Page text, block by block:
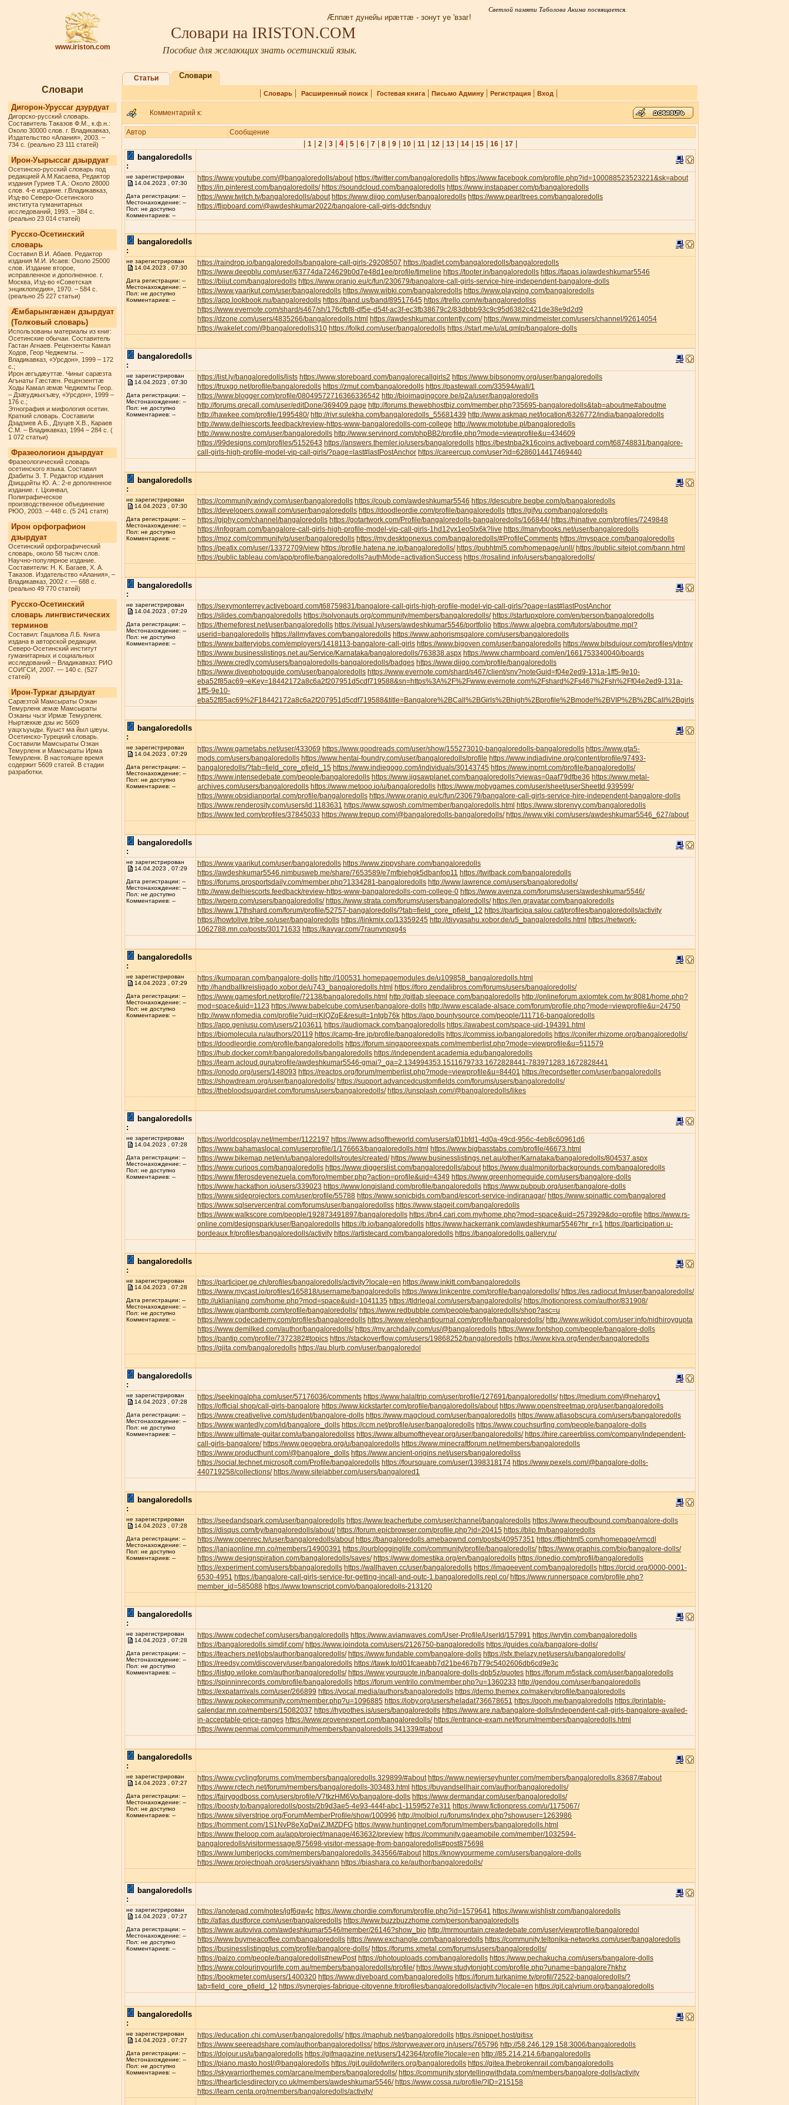
www.iriston.com
Светлой памяти Таболова Акима посвящается.
Æппæт дунейы ирæттæ - зонут уе 'взаг!
Словари на IRISTON.COM
Пособие для желающих знать осетинский язык.
Словари
Дигорон-Уруссаг дзурдуат
Дигорско-русский словарь.
Составитель Таказов Ф.М., к.ф.н.:
Около 30000 слов. г. Владикавказ,
Издательство «Алания», 2003. –
734 с. (реально 23 111 статей)
Ирон-Уырыссаг дзырдуат
Осетинско-русский словарь под
редакцией А.М.Касаева, Редактор
издания Гуриев Т.А.: Около 28000
слов. 4-е издание. г.Владикавказ,
Изд-во Северо-Осетинского
института гуманитарных
исследований, 1993. – 384 с.
(реально 23 014 статей)
Русско-Осетинский
словарь
Составил В.И. Абаев. Редактор
издания М.И. Исаев: Около 25000
слов. Издание второе,
исправленное и дополненное. г.
Москва, Изд-во «Советская
энциклопедия», 1970. – 584 с.
(реально 25 227 статьи)
Æмбарынгæнæн дзырдуат
(Толковый словарь)
Использованы материалы из книг:
Осетинские обычаи. Составитель
Гастан Агнаев. Рецензенты Камал
Ходов, Геор Чеджемты. –
Владикавказ, «Урсдон», 1999 – 172
с.;
Ирон æгъдæуттæ. Чиныг сарæзта
Агънаты Гæстæн. Рецензенттæ
Ходы Камал æмæ Чеджемты Геор.
– Дзæуджыхъæу, «Урсдон», 1999 –
176 с.;
Этнография и мифология осетин.
Краткий словарь. Составили
Дзадзиев А.Б., Дзуцев Х.В., Караев
С.М. – Владикавказ, 1994 – 284 с. (
1 072 статьи)
Фразеологион дзырдуат
Фразеологический словарь
осетинского языка. Составил
Дзабиты З. Т. Редактор издания
Дзиццойты Ю. А.: 2-е дополненное
издание. г. Цхинвал,
Полиграфическое
производственное объединение
РЮО, 2003. – 448 с. (5 241 статя)
Ирон орфографион
дзырдуат
Осетинский орфографический
словарь, около 58 тысяч слов.
Научно-популярное издание.
Составители: Н. К. Багаев, Х. А.
Таказов. Издательство «Алания», –
Владикавказ, 2002 г. — 688 с.
(реально 49 770 статей)
Русско-Осетинский
словарь лингвистических
терминов
Составил: Гацалова Л.Б. Книга
издана в авторской редакции.
Северо-Осетинский институт
гуманитарных и социальных
исследований – Владикавказ: РИО
СОИГСИ, 2007. — 140 с. (527
статей)
Ирон-Туркаг дзырдуат
Сарæзтой Мамсыраты Озкан
Темурленк æмæ Мамсыраты
Озканы чызг Ирмæ Темурленк.
Ныртæккæ дзы ис 5609
уацхъуыды. Куыст ма йыл цæуы.
Осетинско-Турецкий словарь.
Составили Мамсыраты Озкан
Темурленк и Мамсыраты Ирма
Темурленк. В настоящее время
содержит 5609 статей. В стадии
разработки.
Статьи Словари
| Словарь| Расширенный поиск| Гостевая книга| Письмо Админу| Регистрация| Вход |
Комментарий к:
Автор Сообщение
1| 2| 3| 4| 5| 6| 7| 8| 9| 10| 11| 12| 13| 14| 15| 16| 17|
bangaloredolls
:
не зарегистрирован
14.04.2023 , 07:30
Дата регистрации: --
Местонахождение: --
Пол: не доступно
Комментариев: --
https://www.youtube.com/@bangaloredolls/about https://twitter.com/bangaloredolls https://www.facebook.com/profile.php?id=100088523523221&sk=about
https://in.pinterest.com/bangaloredolls/ https://soundcloud.com/bangaloredolls https://www.instapaper.com/p/bangaloredolls
https://www.twitch.tv/bangaloredolls/about https://www.diigo.com/user/bangaloredolls https://www.pearltrees.com/bangaloredolls
https://flipboard.com/@awdeshkumar2022/bangalore-call-girls-ddcfsnduy
bangaloredolls
:
не зарегистрирован
14.04.2023 , 07:30
Дата регистрации: --
Местонахождение: --
Пол: не доступно
Комментариев: --
https://raindrop.io/bangaloredolls/bangalore-call-girls-29208507 https://padlet.com/bangaloredolls/bangaloredolls
https://www.deepblu.com/user/63774da724629b0d7e48d1ee/profile/timeline https://tooter.in/bangaloredolls https://tapas.io/awdeshkumar5546
https://biiut.com/bangaloredolls https://www.oranjo.eu/c/fun/230679/bangalore-call-girls-service-hire-independent-bangalore-dolls
https://www.yaarikut.com/user/bangaloredolls https://www.wibki.com/bangaloredolls https://www.playping.com/bangaloredolls
https://app.lookbook.nu/bangaloredolls https://band.us/band/89517645 https://trello.com/w/bangaloredollss
https://www.evernote.com/shard/s467/sh/176cfbf8-df5e-d54f-ac3f-ec3fb38679c2/83dbbb93c9c95d6382c421de38e9d2d9
https://dzone.com/users/4835266/bangaloredolls.html https://awdeshkumar.contently.com/ https://www.mindmeister.com/users/channel/92614054
https://wakelet.com/@bangaloredolls310 https://folkd.com/user/bangaloredolls https://start.me/u/aLqmlp/bangalore-dolls
bangaloredolls
:
не зарегистрирован
14.04.2023 , 07:30
Дата регистрации: --
Местонахождение: --
Пол: не доступно
Комментариев: --
https://list.ly/bangaloredolls/lists https://www.storeboard.com/bangalorecallgirls2 https://www.bibsonomy.org/user/bangaloredolls
https://truxgo.net/profile/bangaloredolls https://zmut.com/bangaloredolls https://pastewall.com/33594/wall/1
https://www.blogger.com/profile/08049572716366336542 http://bioimagingcore.be/q2a/user/bangaloredolls
http://forums.qrecall.com/user/editDone/369409.page http://forums.thewebhostbiz.com/member.php?35695-bangaloredolls&tab=aboutme#aboutme
http://hawkee.com/profile/1995480/ http://rivr.sulekha.com/bangaloredolls_55681439 http://www.askmap.net/location/6326772/india/bangaloredolls
http://www.delhiescorts.feedback/review-https-www-bangaloredolls-com-college http://www.mototube.pl/bangaloredolls
http://www.nostre.com/user/bangaloredolls http://www.servinord.com/phpBB2/profile.php?mode=viewprofile&u=434609
https://99designs.com/profiles/5152643 https://answers.themler.io/users/bangaloredolls https://bestnba2k16coins.activeboard.com/t68748831/bangalore-
call-girls-high-profile-model-vip-call-girls/?page=last#lastPostAnchor https://careercup.com/user?id=6286014417469440
bangaloredolls
:
не зарегистрирован
14.04.2023 , 07:30
Дата регистрации: --
Местонахождение: --
Пол: не доступно
Комментариев: --
https://community.windy.com/user/bangaloredolls https://coub.com/awdeshkumar5546 https://descubre.beqbe.com/p/bangaloredolls
https://developers.oxwall.com/user/bangaloredolls https://doodleordie.com/profile/bangaloredolls https://gifyu.com/bangaloredolls
https://giphy.com/channel/bangaloredolls https://gotartwork.com/Profile/bangaloredolls-bangaloredolls/166844/ https://hinative.com/profiles/7249848
https://infogram.com/bangalore-call-girls-high-profile-model-vip-call-girls-1hd12yx1eo5lx6k?live https://manybooks.net/user/bangaloredolls
https://moz.com/community/q/user/bangaloredolls https://my.desktopnexus.com/bangaloredolls/#ProfileComments https://myspace.com/bangaloredolls
https://peatix.com/user/13372709/view https://profile.hatena.ne.jp/bangaloredolls/ https://pubhtml5.com/homepage/unll/ https://public.sitejot.com/bann.html
https://public.tableau.com/app/profile/bangaloredolls?authMode=activationSuccess https://rosalind.info/users/bangaloredolls/
bangaloredolls
:
не зарегистрирован
14.04.2023 , 07:29
Дата регистрации: --
Местонахождение: --
Пол: не доступно
Комментариев: --
https://sexymonterrey.activeboard.com/t68759831/bangalore-call-girls-high-profile-model-vip-call-girls/?page=last#lastPostAnchor
https://slides.com/bangaloredolls https://solvonauts.org/community/members/bangaloredolls/ https://startupxplore.com/en/person/bangaloredolls
https://themeforest.net/user/bangaloredolls https://visual.ly/users/awdeshkumar5546/portfolio https://www.algebra.com/tutors/aboutme.mpl?
userid=bangaloredolls https://allmyfaves.com/bangaloredolls https://www.aphorismsgalore.com/users/bangaloredolls
https://www.batteryjobs.com/employers/1418113-bangalore-call-girls https://www.bigoven.com/user/bangaloredolls https://www.bitsdujour.com/profiles/yIntny
https://www.businesslistings.net.au/Service/Karnataka/bangaloredolls/763838.aspx https://www.charmboard.com/en/1661753340040/boards
https://www.credly.com/users/bangaloredolls-bangaloredolls/badges https://www.diigo.com/profile/bangaloredolls
https://www.divephotoguide.com/user/bangaloredolls https://www.evernote.com/shard/s467/client/snv?noteGuid=f04e2ed9-131a-1ff5-9e10-
eba52f85ac69¬eKey=18442172a8c6a2f207951d5cdf719588&sn=https%3A%2F%2Fwww.evernote.com%2Fshard%2Fs467%2Fsh%2Ff04e2ed9-131a-
1ff5-9e10-
eba52f85ac69%2F18442172a8c6a2f207951d5cdf719588&title=Bangalore%2BCall%2BGirls%2Bhigh%2Bprofile%2Bmodel%2BVIP%2B%2BCall%2Bgirls
bangaloredolls
:
не зарегистрирован
14.04.2023 , 07:29
Дата регистрации: --
Местонахождение: --
Пол: не доступно
Комментариев: --
https://www.gametabs.net/user/433069 https://www.goodreads.com/user/show/155273010-bangaloredolls-bangaloredolls https://www.gta5-
mods.com/users/bangaloredolls https://www.hentai-foundry.com/user/bangaloredolls/profile https://www.indiadivine.org/content/profile/97493-
bangaloredolls/?tab=field_core_pfield_15 https://www.indiegogo.com/individuals/30143745 https://www.inprnt.com/profile/bangaloredolls/
https://www.intensedebate.com/people/bangaloredolls https://www.jigsawplanet.com/bangaloredolls?viewas=0aaf79dfbe36 https://www.metal-
archives.com/users/bangaloredolls https://www.metooo.io/u/bangaloredolls https://www.mobygames.com/user/sheet/userSheetId,939599/
https://www.obsidianportal.com/profile/bangaloredolls https://www.oranjo.eu/c/fun/230679/bangalore-call-girls-service-hire-independent-bangalore-dolls
https://www.renderosity.com/users/id:1183631 https://www.sqwosh.com/member/bangaloredolls.html https://www.storenvy.com/bangaloredolls
https://www.ted.com/profiles/37845033 https://www.trepup.com/@bangaloredolls-bangaloredolls/ https://www.viki.com/users/awdeshkumar5546_627/about
bangaloredolls
:
не зарегистрирован
14.04.2023 , 07:29
Дата регистрации: --
Местонахождение: --
Пол: не доступно
Комментариев: --
https://www.yaarikut.com/user/bangaloredolls https://www.zippyshare.com/bangaloredolls
https://awdeshkumar5546.nimbusweb.me/share/7653589/e7mfbiehgk5dbanfop11 https://twitback.com/bangaloredolls
https://forums.prosportsdaily.com/member.php?1334281-bangaloredolls http://www.lawrence.com/users/bangaloredolls/
http://www.delhiescorts.feedback/review-https-www-bangaloredolls-com-college-0 https://www.avenza.com/forums/users/awdeshkumar5546/
https://wperp.com/users/bangaloredolls/ https://www.strata.com/forums/users/bangaloredolls/ https://en.gravatar.com/bangaloredolls
https://www.17thshard.com/forum/profile/52757-bangaloredolls/?tab=field_core_pfield_12 https://participa.salou.cat/profiles/bangaloredolls/activity
https://howtolive.tribe.so/user/bangaloredolls https://linkmix.co/13359245 http://divyasahu.xobor.de/u5_bangaloredolls.html https://network-
1062788.mn.co/posts/30171633 https://kavyar.com/7raunvnpxg4s
bangaloredolls
:
не зарегистрирован
14.04.2023 , 07:29
Дата регистрации: --
Местонахождение: --
Пол: не доступно
Комментариев: --
https://kumparan.com/bangalore-dolls http://100531.homepagemodules.de/u109858_bangaloredolls.html
http://handballkreisligado.xobor.de/u743_bangaloredolls.html https://foro.zendalibros.com/forums/users/bangaloredolls/
https://www.gamesfort.net/profile/72138/bangaloredolls.html http://gitlab.sleepace.com/bangaloredolls http://onlineforum.axiomtek.com.tw:8081/home.php?
mod=space&uid=1123 https://www.babelcube.com/user/bangalore-dolls http://www.escalade-alsace.com/forum/profile.php?mode=viewprofile&u=24750
http://www.nfomedia.com/profile?uid=rKlQZgE&result=1ntgb76k https://app.bountysource.com/people/111716-bangaloredolls
https://app.geniusu.com/users/2103611 https://audiomack.com/bangaloredolls https://awabest.com/space-uid-194391.html
https://biomolecula.ru/authors/20119 https://camp-fire.jp/profile/bangaloredolls https://commiss.io/bangaloredolls https://conifer.rhizome.org/bangaloredolls/
https://doodleordie.com/profile/bangaloredolls https://forum.singaporeexpats.com/memberlist.php?mode=viewprofile&u=511579
https://hub.docker.com/r/bangaloredolls/bangaloredolls https://independent.academia.edu/bangaloredolls
https://learn.acloud.guru/profile/awdeshkumar5546-gmai?_ga=2.134994353.1511679733.1672828441-783971283.1672828441
https://onodo.org/users/148093 https://reactos.org/forum/memberlist.php?mode=viewprofile&u=84401 https://recordsetter.com/user/bangaloredolls
https://showdream.org/user/bangaloredolls/ https://support.advancedcustomfields.com/forums/users/bangaloredolls/
https://thebloodsugardiet.com/forums/users/bangaloredolls/ https://unsplash.com/@bangaloredolls/likes
bangaloredolls
:
не зарегистрирован
14.04.2023 , 07:28
Дата регистрации: --
Местонахождение: --
Пол: не доступно
Комментариев: --
https://worldcosplay.net/member/1122197 https://www.adsoftheworld.com/users/af01bfd1-4d0a-49cd-956c-4eb8c60961d6
https://www.bahamaslocal.com/userprofile/1/176663/bangaloredolls.html https://www.bigbasstabs.com/profile/46673.html
https://www.bikemap.net/en/u/bangaloredolls/routes/created/ https://www.businesslistings.net.au/other/Karnataka/bangaloredolls/804537.aspx
https://www.curioos.com/bangaloredolls https://www.diggerslist.com/bangaloredolls/about https://www.dualmonitorbackgrounds.com/bangaloredolls
https://www.fiferosdevenezuela.com/foro/member.php?action=profile&uid=4349 https://www.greenhomeguide.com/users/bangalore-dolls
https://www.hackathon.io/users/339023 https://www.longisland.com/profile/bangaloredolls https://www.pubpub.org/user/bangalore-dolls
https://www.sideprojectors.com/user/profile/55788 https://www.sonicbids.com/band/escort-service-indiranagar/ https://www.spinattic.com/bangalored
https://www.sqlservercentral.com/forums/user/bangaloredollss https://www.stageit.com/bangaloredolls
https://www.walkscore.com/people/192873491897/bangaloredolls https://bn4.cari.com.my/home.php?mod=space&uid=2573929&do=profile https://www.rs-
online.com/designspark/user/Bangaloredolls https://b.io/bangaloredolls https://www.hackerrank.com/awdeshkumar5546?hr_r=1 https://participation.u-
bordeaux.fr/profiles/bangaloredolls/activity https://artistecard.com/bangaloredolls https://bangaloredolls.gallery.ru/
bangaloredolls
:
не зарегистрирован
14.04.2023 , 07:28
Дата регистрации: --
Местонахождение: --
Пол: не доступно
Комментариев: --
https://participer.ge.ch/profiles/bangaloredolls/activity?locale=en https://www.inkitt.com/bangaloredolls
https://www.mycast.io/profiles/165818/username/bangaloredolls https://www.linkcentre.com/profile/bangaloredolls/ https://es.radiocut.fm/user/bangaloredolls/
http://uklianjiang.com/home.php?mod=space&uid=1041135 https://tldrlegal.com/users/bangaloredolls/ https://notionpress.com/author/831908/
https://www.giantbomb.com/profile/bangaloredolls/ https://www.redbubble.com/people/bangaloredolls/shop?asc=u
https://www.codecademy.com/profiles/bangaloredolls https://www.elephantjournal.com/profile/bangaloredolls/ http://www.wikidot.com/user:info/nidhiroygupta
https://www.demilked.com/author/bangaloredolls/ https://my.archdaily.com/us/@bangaloredolls https://www.fontshop.com/people/bangalore-dolls
https://pantip.com/profile/7372382#topics https://stackoverflow.com/users/19868252/bangaloredolls https://www.kiva.org/lender/bangaloredolls
https://qiita.com/bangaloredolls https://au.blurb.com/user/bangaloredol
bangaloredolls
:
не зарегистрирован
14.04.2023 , 07:28
Дата регистрации: --
Местонахождение: --
Пол: не доступно
Комментариев: --
https://seekingalpha.com/user/57176036/comments https://www.halaltrip.com/user/profile/127691/bangaloredolls/ https://medium.com/@neharoy1
https://official.shop/call-girls-bangalore https://www.kickstarter.com/profile/bangaloredolls/about https://www.openstreetmap.org/user/bangaloredolls
https://www.creativelive.com/student/bangalore-dolls https://www.magcloud.com/user/bangaloredolls https://www.atlasobscura.com/users/bangaloredolls
https://www.wantedly.com/id/bangalore_dolls https://ccm.net/profile/user/bangaloredolls https://www.couchsurfing.com/people/bangalore-dolls
https://www.ultimate-guitar.com/u/bangaloredollss https://www.albumoftheyear.org/user/bangaloredolls/ https://hire.careerbliss.com/company/independent-
call-girls-bangalore/ https://www.geogebra.org/u/bangaloredolls https://www.minecraftforum.net/members/bangaloredolls
https://www.producthunt.com/@bangalore_dolls https://www.ancient-origins.net/users/bangaloredollss
https://social.technet.microsoft.com/Profile/bangaloredolls https://foursquare.com/user/1398318174 https://www.pexels.com/@bangalore-dolls-
440719258/collections/ https://www.sitejabber.com/users/bangalored1
bangaloredolls
:
не зарегистрирован
14.04.2023 , 07:28
Дата регистрации: --
Местонахождение: --
Пол: не доступно
Комментариев: --
https://seedandspark.com/user/bangaloredolls https://www.teachertube.com/user/channel/bangaloredolls https://www.theoutbound.com/bangalore-dolls
https://disqus.com/by/bangaloredolls/about/ https://forum.epicbrowser.com/profile.php?id=20415 https://blip.fm/bangaloredolls
https://www.openrec.tv/user/bangaloredolls/about https://bangaloredolls.amebaownd.com/posts/40957351 https://fliphtml5.com/homepage/vmcdl
https://janjaonline.mn.co/members/14900391 https://ourblogginglife.com/community/profile/bangaloredolls/ https://www.graphis.com/bio/bangalore-dolls/
https://www.designspiration.com/bangaloredolls/saves/ https://www.domestika.org/en/bangaloredolls https://onedio.com/profil/bangaloredolls
https://experiment.com/users/bbangaloredolls https://wallhaven.cc/user/bangaloredolls https://imageevent.com/bangaloredolls https://orcid.org/0000-0001-
6530-4951 https://bangalore-call-girls-service-for-getting-incall-and-outc-1.bangaloredolls.repl.co/ https://www.runnerspace.com/profile.php?
member_id=585088 https://www.townscript.com/o/bangaloredolls-213120
bangaloredolls
:
не зарегистрирован
14.04.2023 , 07:28
Дата регистрации: --
Местонахождение: --
Пол: не доступно
Комментариев: --
https://www.codechef.com/users/bangaloredolls https://www.avianwaves.com/User-Profile/UserId/157991 https://wrytin.com/bangaloredolls
https://bangaloredolls.simdif.com/ https://www.joindota.com/users/2126750-bangaloredolls https://guides.co/a/bangalore-dolls/
https://teachers.net/jobs/author/bangaloredolls/ https://www.fundable.com/bangalore-dolls https://sfx.thelazy.net/users/u/bangaloredolls/
https://reedsy.com/discovery/user/bangaloredolls https://tawk.to/d01fcaeabb7d21be467b779c5402606db6cd9e3c
https://listgo.wiloke.com/author/bangaloredolls/ https://www.yourquote.in/bangalore-dolls-dpb5z/quotes https://forum.m5stack.com/user/bangaloredolls
https://spinninrecords.com/profile/bangaloredolls https://forum.ventrilo.com/member.php?u=1360233 http://gendou.com/user/bangaloredolls
https://expatarrivals.com/user/266899 https://vocal.media/authors/bangaloredolls https://demo.themex.co/makery/profile/bangaloredolls
https://www.pokecommunity.com/member.php?u=1096885 https://ioby.org/users/heladat736678651 https://qooh.me/bangaloredolls https://printable-
calendar.mn.co/members/15082037 https://hypothes.is/users/bangaloredolls https://www.are.na/bangalore-dolls/independent-call-girls-bangalore-availed-
in-acceptable-price-ranges https://www.provenexpert.com/bangaloredolls/ https://entrance-exam.net/forum/members/bangaloredolls.html
https://www.penmai.com/community/members/bangaloredolls.341339/#about
bangaloredolls
:
не зарегистрирован
14.04.2023 , 07:27
Дата регистрации: --
Местонахождение: --
Пол: не доступно
Комментариев: --
https://www.cyclingforums.com/members/bangaloredolls.329899/#about https://www.newjerseyhunter.com/members/bangaloredolls.83687/#about
https://www.rctech.net/forum/members/bangaloredolls-303483.html https://buyandsellhair.com/author/bangaloredolls/
https://fairygodboss.com/users/profile/V7tkzHM6Vo/bangalore-dolls https://www.dermandar.com/user/bangaloredolls/
https://boosty.to/bangaloredolls/posts/2b9d3ae5-4e93-444f-abc1-1159f527e311 https://www.fictionpress.com/u/1175067/
https://www.silverstripe.org/ForumMemberProfile/show/100996 http://molbiol.ru/forums/index.php?showuser=1263986
https://homment.com/1S1NvP8eXqDwiZJMZDFG https://www.huntingnet.com/forum/members/bangaloredolls.html
https://www.theloop.com.au/app/project/manage/463632/preview https://community.gaeamobile.com/member/1032594-
bangaloredolls/visitormessage/875698-visitor-message-from-bangaloredolls#post875698
https://www.lumberjocks.com/members/bangaloredolls.343566/#about https://knowyourmeme.com/users/bangalore-dolls
https://www.projectnoah.org/users/siyakhann https://biashara.co.ke/author/bangaloredolls/
bangaloredolls
:
не зарегистрирован
14.04.2023 , 07:27
Дата регистрации: --
Местонахождение: --
Пол: не доступно
Комментариев: --
https://anotepad.com/notes/jqf6qw4c https://www.chordie.com/forum/profile.php?id=1579641 https://www.wishlistr.com/bangaloredolls
http://atlas.dustforce.com/user/bangaloredolls https://www.buzzbuzzhome.com/person/bangaloredolls
https://www.autoviva.com/awdeshkumar5546/member/26146?show_bio http://mrmountain.createdebate.com/user/viewprofile/bangaloredol
https://www.buymeacoffee.com/bangaloredolls https://www.exchangle.com/bangaloredolls https://community.teltonika-networks.com/user/bangaloredolls
https://businesslistingplus.com/profile/bangalore-dolls/ https://forums.xmetal.com/forums/users/bangaloredolls/
https://paizo.com/people/bangaloredolls#newPost https://photouploads.com/bangaloredolls https://www.pechakucha.com/users/bangalore-dolls
https://www.colourinyourlife.com.au/members/bangaloredolls/profile/ https://www.studytonight.com/profile.php?uname=bangalore7hkhz
https://bookmeter.com/users/1400320 https://www.diveboard.com/bangaloredolls https://forum.turkanime.tv/profil/72522-bangaloredolls/?
tab=field_core_pfield_12 https://synergies-fabrique-citoyenne.fr/profiles/bangaloredolls/activity?locale=en https://git.calyrium.org/bangaloredolls
bangaloredolls
:
не зарегистрирован
14.04.2023 , 07:27
Дата регистрации: --
Местонахождение: --
Пол: не доступно
Комментариев: --
https://education.chi.com/user/bangaloredolls/ https://maphub.net/bangaloredolls https://snippet.host/qitisx
https://www.seereadshare.com/author/bangaloredollss/ https://storyweaver.org.in/users/765796 http://58.246.129.158:3006/bangaloredolls
https://dojour.us/u/bangaloredolls https://gifmagazine.net/users/142364/profile?locale=en http://85.214.214.6/bangaloredolls
https://piano.masto.host/@bangaloredolls https://git.guildofwriters.org/bangaloredolls https://gitea.thebrokenrail.com/bangaloredolls
https://skywarriorthemes.com/arcane/members/bangaloredolls/ https://community.storytellingwithdata.com/members/bangalore-dolls/activity
https://thearticlesdirectory.co.uk/members/awdeshkumar5546/ https://www.cossa.ru/profile/?ID=215158
https://learn.centa.org/members/bangaloredolls/activity/